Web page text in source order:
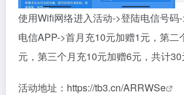
使用Wifi网络进入活动->登陆电信号码
电信APP->首月充10元加赠1元，第二
元，第三个月充10元加赠6元，共计
活动地址： https://tb3.cn/ARRWSe